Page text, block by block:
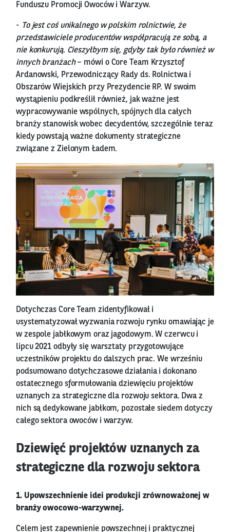
Funduszu Promocji Owoców i Warzyw.
- To jest coś unikalnego w polskim rolnictwie, że
przedstawiciele producentów współpracują ze sobą, a
nie konkurują. Cieszyłbym się, gdyby tak było również w
innych branżach– mówi o Core Team Krzysztof
Ardanowski, Przewodniczący Rady ds. Rolnictwa i
Obszarów Wiejskich przy Prezydencie RP. W swoim
wystąpieniu podkreślił również, jak ważne jest
wypracowywanie wspólnych, spójnych dla całych
branży stanowisk wobec decydentów, szczególnie teraz
kiedy powstają ważne dokumenty strategiczne
związane z Zielonym Ładem.
Dotychczas Core Team zidentyfikował i
usystematyzował wyzwania rozwoju rynku omawiając je
w zespole jabłkowym oraz jagodowym. W czerwcu i
lipcu 2021 odbyły się warsztaty przygotowujące
uczestników projektu do dalszych prac. We wrześniu
podsumowano dotychczasowe działania i dokonano
ostatecznego sformułowania dziewięciu projektów
uznanych za strategiczne dla rozwoju sektora. Dwa z
nich są dedykowane jabłkom, pozostałe siedem dotyczy
całego sektora owoców i warzyw.
Dziewięć projektów uznanych za
strategiczne dla rozwoju sektora
1. Upowszechnienie idei produkcji zrównoważonej w
branży owocowo-warzywnej.
Celem jest zapewnienie powszechnej i praktycznej